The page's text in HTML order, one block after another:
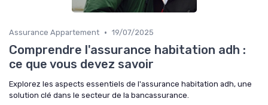
Assurance Appartement • 19/07/2025
Comprendre l'assurance habitation adh :
ce que vous devez savoir
Explorez les aspects essentiels de l'assurance habitation adh, une
solution clé dans le secteur de la bancassurance.